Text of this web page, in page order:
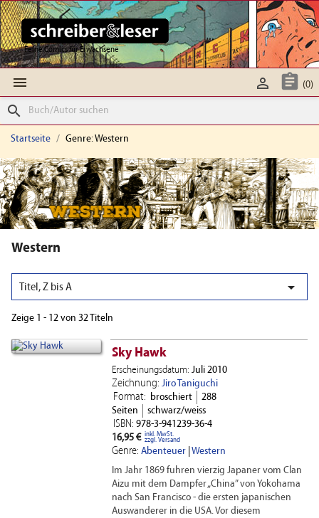
Feine Comics für Erwachsene
  (0)

search
Startseite Genre: Western
Western
Titel, Z bis A 
Zeige 1 - 12 von 32 Titeln
Sky Hawk
Erscheinungsdatum: Juli 2010
Zeichnung: Jiro Taniguchi
Format: broschiert
288
Seiten
schwarz/weiss
ISBN: 978-3-941239-36-4
16,95 € inkl. MwSt.
zzgl. Versand
Genre: Abenteuer| Western
Im Jahr 1869 fuhren vierzig Japaner vom Clan
Aizu mit dem Dampfer „China” von Yokohama
nach San Francisco - die ersten japanischen
Auswanderer in die USA. Vor diesem